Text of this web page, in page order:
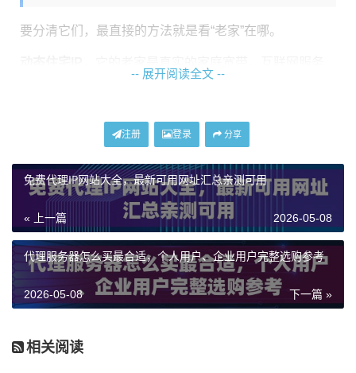
要分清它们，最直接的方法就是看“老家”在哪。
重启光猫或路由器时，这个IP地址可能会发生变化，这
过技术整合了这些来自真实家庭网络的、会定期更换的I
P资源。它最大的特点就是真实、自然，在目标网站看
来，访问行为和普通网民几乎无异。
ISP代理，全称是互联网服务提供商代理。这个“ISP”指的
不是给家庭提供宽带的公司，而是指这些代理服务器的I
P地址，是从大型数据中心或云服务商（如AWS、Googl
P机构分配，但其归属地明确是数据中心机房，而非居民
-- 展开阅读全文 --
注册 登录 分享
免费代理IP网站大全，最新可用网址汇总亲测可用
« 上一篇 2026-05-08
代理服务器怎么买最合适，个人用户、企业用户完整选购参考
下一篇 »
2026-05-08
相关阅读